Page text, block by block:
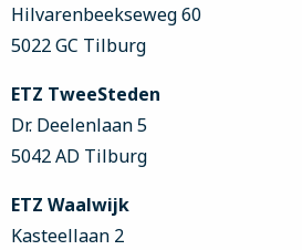
Hilvarenbeekseweg 60
5022 GC Tilburg
ETZ TweeSteden
Dr. Deelenlaan 5
5042 AD Tilburg
ETZ Waalwijk
Kasteellaan 2